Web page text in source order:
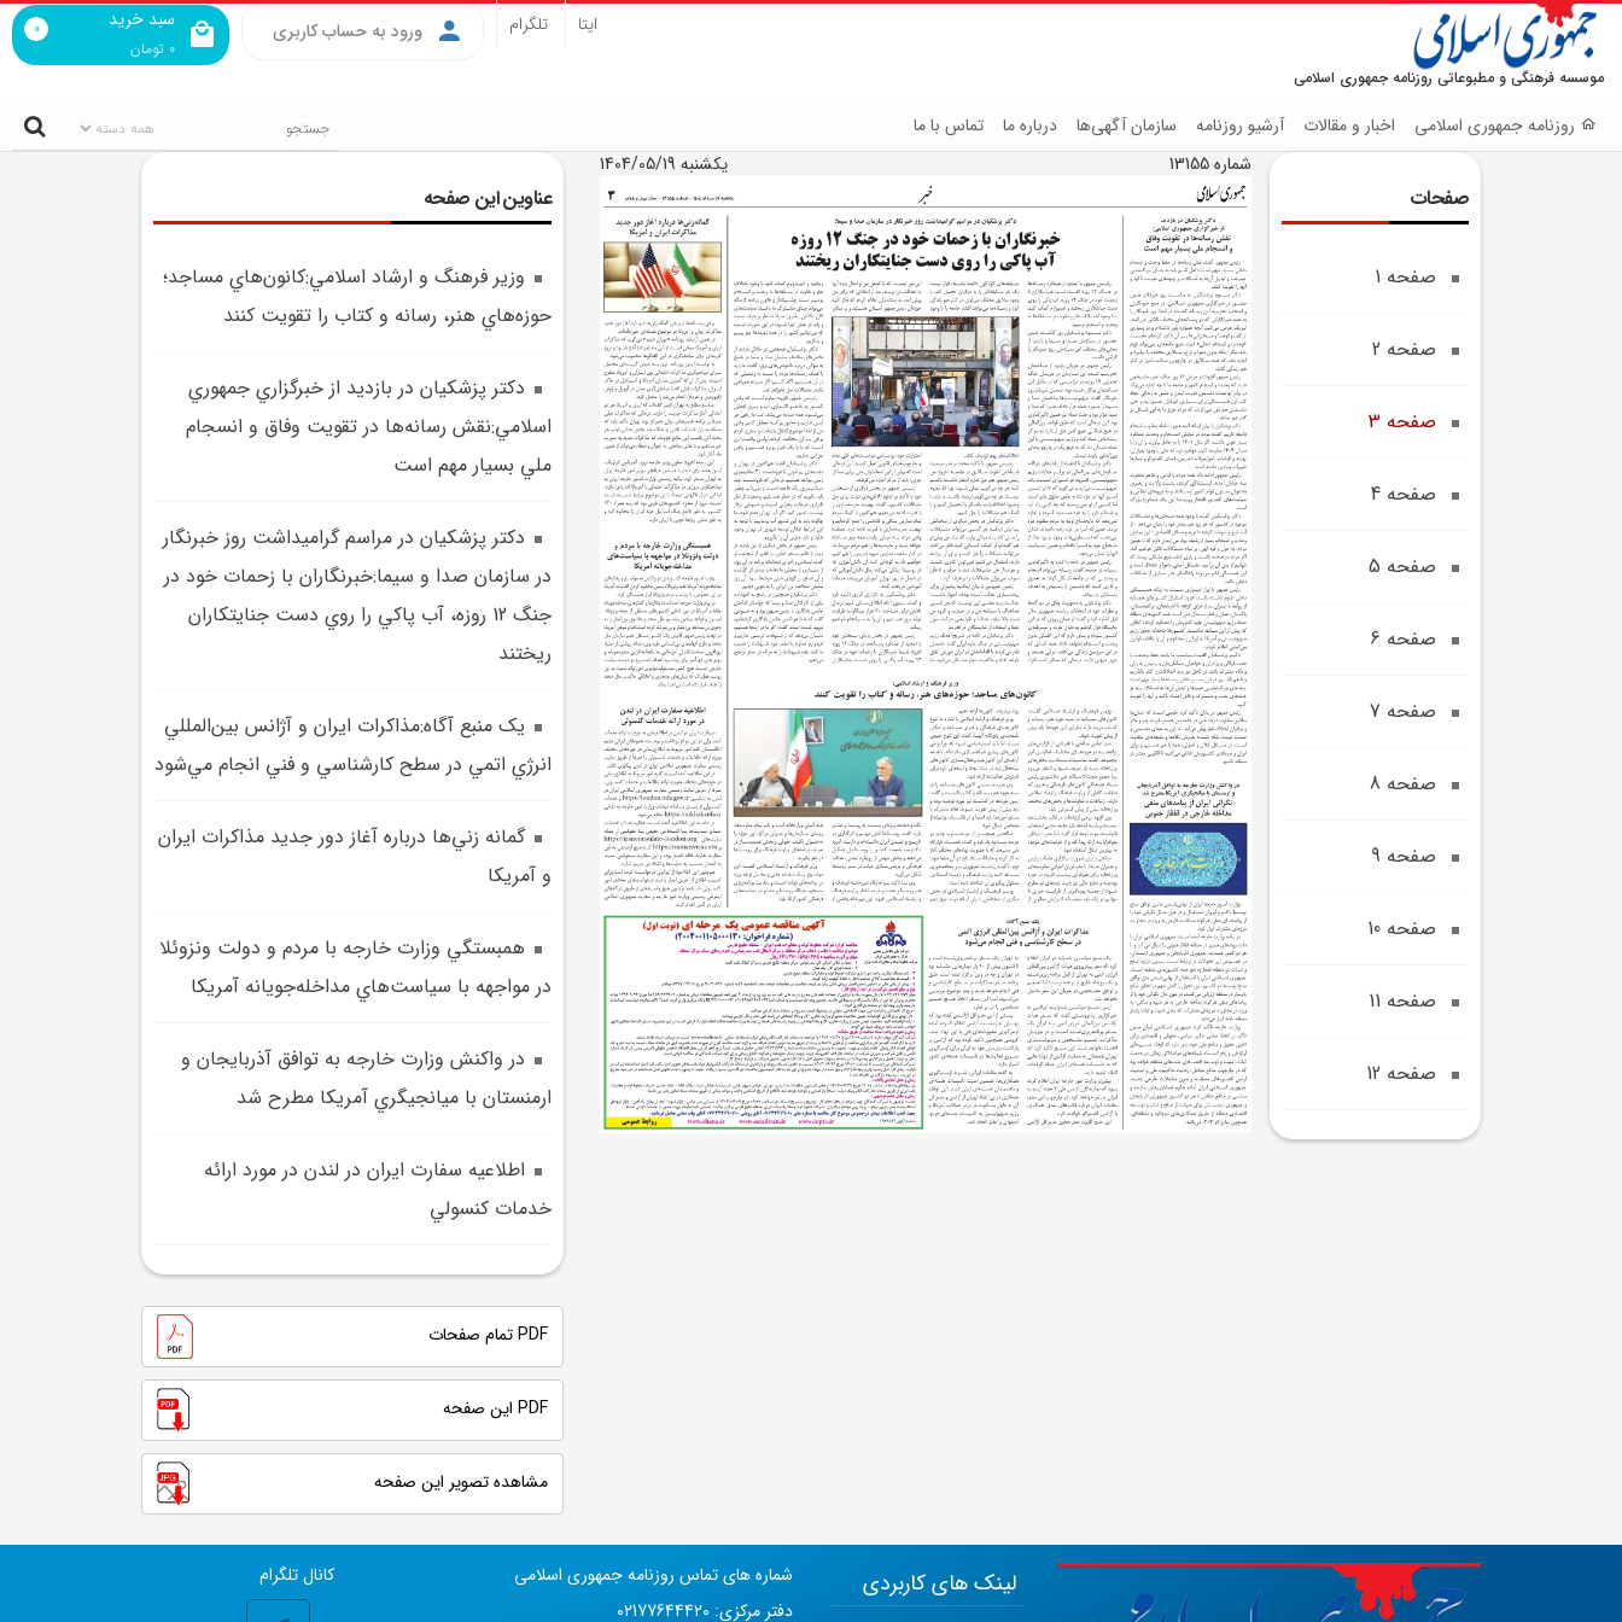
موسسه فرهنگی و مطبوعاتی روزنامه جمهوری اسلامی
سبد خرید
0 تومان
0 ورود به حساب کاربری ایتا تلگرام
روزنامه جمهوری اسلامی اخبار و مقالات آرشیو روزنامه سازمان آگهی‌ها درباره ما تماس با ما
صفحات
صفحه 1
صفحه 2
صفحه 3
صفحه 4
صفحه 5
صفحه 6
صفحه 7
صفحه 8
صفحه 9
صفحه 10
صفحه 11
صفحه 12
شماره 13155 یکشنبه 1404/05/19
عناوین این صفحه
وزير فرهنگ و ارشاد اسلامي:کانون‌هاي مساجد؛
حوزه‌هاي هنر، رسانه و کتاب را تقويت کنند
دکتر پزشکيان در بازديد از خبرگزاري جمهوري
اسلامي:نقش رسانه‌ها در تقويت وفاق و انسجام
ملي بسيار مهم است
دکتر پزشکيان در مراسم گراميداشت روز خبرنگار
در سازمان صدا و سيما:خبرنگاران با زحمات خود در
جنگ 12 روزه، آب پاکي را روي دست جنايتکاران
ريختند
يک منبع آگاه:مذاکرات ايران و آژانس بين‌المللي
انرژي اتمي در سطح کارشناسي و فني انجام مي‌شود
گمانه زني‌ها درباره آغاز دور جديد مذاکرات ايران
و آمريکا
همبستگي وزارت خارجه با مردم و دولت ونزوئلا
در مواجهه با سياست‌هاي مداخله‌جويانه آمريکا
در واکنش وزارت خارجه به توافق آذربايجان و
ارمنستان با ميانجيگري آمريکا مطرح شد
اطلاعيه سفارت ايران در لندن در مورد ارائه
خدمات کنسولي
PDF تمام صفحات
PDF این صفحه
مشاهده تصویر این صفحه
کانال تلگرام
شماره های تماس روزنامه جمهوری اسلامی
دفتر مرکزی: 02177644420
لینک های کاربردی